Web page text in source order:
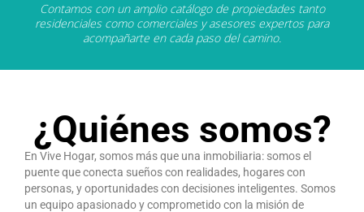
Contamos con un amplio catálogo de propiedades tanto
residenciales como comerciales y asesores expertos para
acompañarte en cada paso del camino.
¿Quiénes somos?
En Vive Hogar, somos más que una inmobiliaria: somos el
puente que conecta sueños con realidades, hogares con
personas, y oportunidades con decisiones inteligentes. Somos
un equipo apasionado y comprometido con la misión de